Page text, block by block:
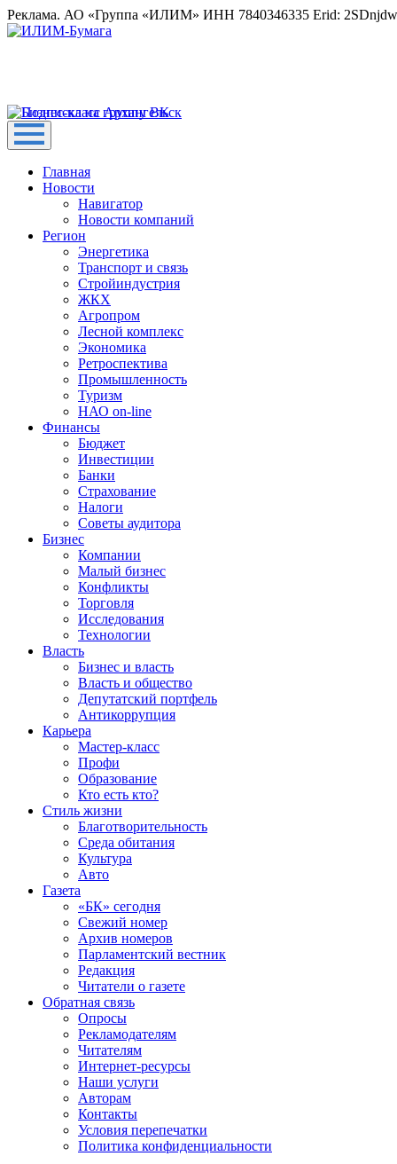
Реклама. АО «Группа «ИЛИМ» ИНН 7840346335 Erid:
Главная
Новости
Навигатор
Новости компаний
Регион
Энергетика
Транспорт и связь
Стройиндустрия
ЖКХ
Агропром
Лесной комплекс
Экономика
Ретроспектива
Промышленность
Туризм
НАО on-line
Финансы
Бюджет
Инвестиции
Банки
Страхование
Налоги
Советы аудитора
Бизнес
Компании
Малый бизнес
Конфликты
Торговля
Исследования
Технологии
Власть
Бизнес и власть
Власть и общество
Депутатский портфель
Антикоррупция
Карьера
Мастер-класс
Профи
Образование
Кто есть кто?
Стиль жизни
Благотворительность
Среда обитания
Культура
Авто
Газета
«БК» сегодня
Свежий номер
Архив номеров
Парламентский вестник
Редакция
Читатели о газете
Обратная связь
Опросы
Рекламодателям
Читателям
Интернет-ресурсы
Наши услуги
Авторам
Контакты
Условия перепечатки
Политика конфиденциальности